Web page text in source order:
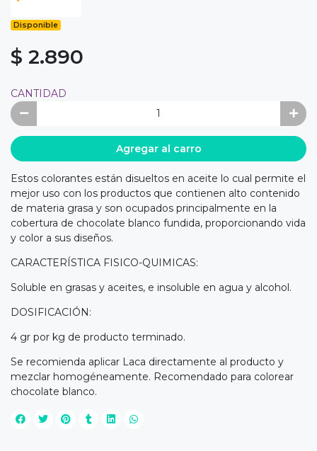
Disponible
$ 2.890
CANTIDAD
Agregar al carro
Estos colorantes están disueltos en aceite lo cual permite el
mejor uso con los productos que contienen alto contenido
de materia grasa y son ocupados principalmente en la
cobertura de chocolate blanco fundida, proporcionando vida
y color a sus diseños.
CARACTERÍSTICA FISICO-QUIMICAS:
Soluble en grasas y aceites, e insoluble en agua y alcohol.
DOSIFICACIÓN:
4 gr por kg de producto terminado.
Se recomienda aplicar Laca directamente al producto y
mezclar homogéneamente. Recomendado para colorear
chocolate blanco.